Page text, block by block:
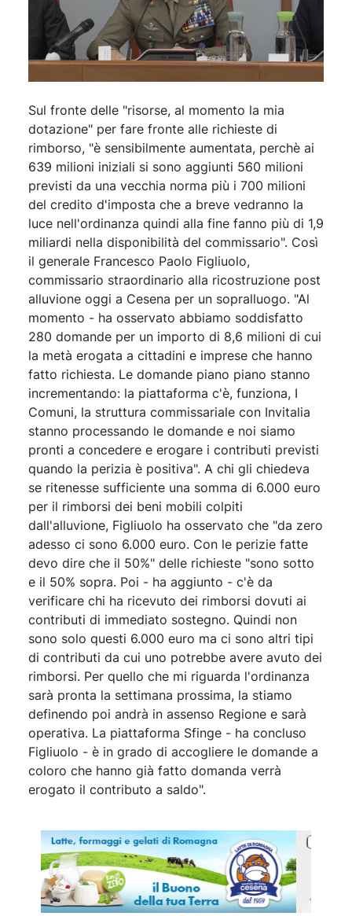
Sul fronte delle "risorse, al momento la mia
dotazione" per fare fronte alle richieste di
rimborso, "è sensibilmente aumentata, perchè ai
639 milioni iniziali si sono aggiunti 560 milioni
previsti da una vecchia norma più i 700 milioni
del credito d'imposta che a breve vedranno la
luce nell'ordinanza quindi alla fine fanno più di 1,9
miliardi nella disponibilità del commissario". Così
il generale Francesco Paolo Figliuolo,
commissario straordinario alla ricostruzione post
alluvione oggi a Cesena per un sopralluogo. "Al
momento - ha osservato abbiamo soddisfatto
280 domande per un importo di 8,6 milioni di cui
la metà erogata a cittadini e imprese che hanno
fatto richiesta. Le domande piano piano stanno
incrementando: la piattaforma c'è, funziona, I
Comuni, la struttura commissariale con Invitalia
stanno processando le domande e noi siamo
pronti a concedere e erogare i contributi previsti
quando la perizia è positiva". A chi gli chiedeva
se ritenesse sufficiente una somma di 6.000 euro
per il rimborsi dei beni mobili colpiti
dall'alluvione, Figliuolo ha osservato che "da zero
adesso ci sono 6.000 euro. Con le perizie fatte
devo dire che il 50%" delle richieste "sono sotto
e il 50% sopra. Poi - ha aggiunto - c'è da
verificare chi ha ricevuto dei rimborsi dovuti ai
contributi di immediato sostegno. Quindi non
sono solo questi 6.000 euro ma ci sono altri tipi
di contributi da cui uno potrebbe avere avuto dei
rimborsi. Per quello che mi riguarda l'ordinanza
sarà pronta la settimana prossima, la stiamo
definendo poi andrà in assenso Regione e sarà
operativa. La piattaforma Sfinge - ha concluso
Figliuolo - è in grado di accogliere le domande a
coloro che hanno già fatto domanda verrà
erogato il contributo a saldo".